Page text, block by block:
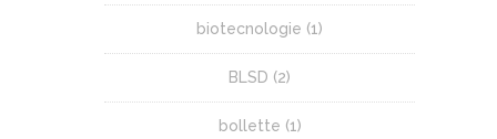
biotecnologie (1)
BLSD (2)
bollette (1)